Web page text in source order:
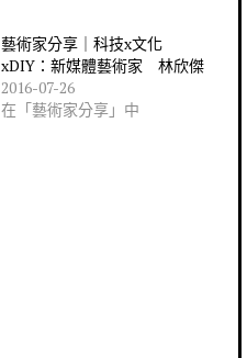
藝術家分享｜科技x文化
xDIY：新媒體藝術家 林欣傑
2016-07-26
在「藝術家分享」中